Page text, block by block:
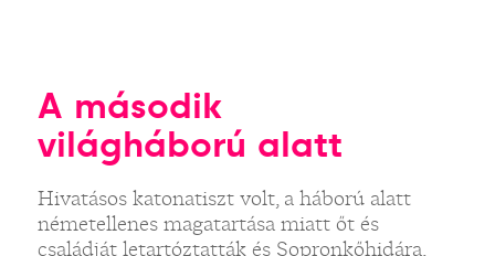
A második
világháború alatt
Hivatásos katonatiszt volt, a háború alatt
németellenes magatartása miatt őt és
családját letartóztatták és Sopronkőhidára,